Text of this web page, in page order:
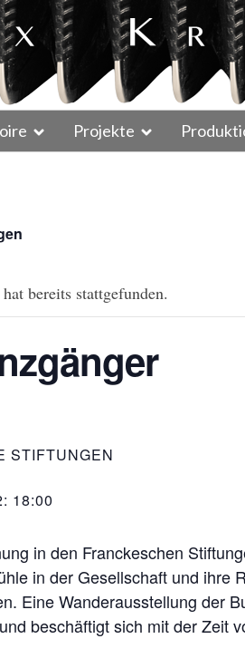
Projekte
bereits stattgefunden.
STIFTUNGEN
18:00
in den Franckeschen
in der Gesellschaft und ihre
Eine Wanderausstellung der
beschäftigt sich mit der Zeit